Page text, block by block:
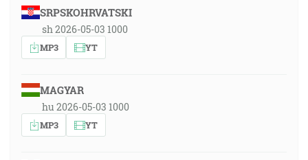
SRPSKOHRVATSKI
sh 2026-05-03 1000
MP3 YT
MAGYAR
hu 2026-05-03 1000
MP3 YT